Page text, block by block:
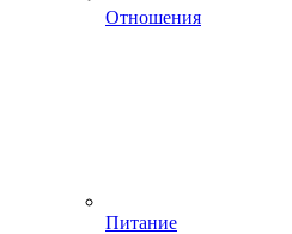
Отношения
Питание